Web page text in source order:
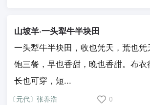
山坡羊·一头犁牛半块田
一头犁牛半块田，收也凭天，荒也凭
饱三餐，早也香甜，晚也香甜。布衣
长也可穿，短...
〔元代〕张养浩 0